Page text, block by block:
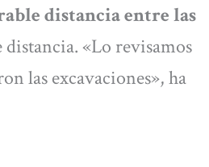
distancia entre las
distancia. «Lo revisamos
las excavaciones», ha